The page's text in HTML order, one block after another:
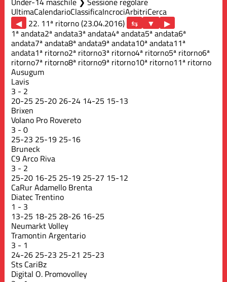
UltimaCalendarioClassificaIncrociArbitriCerca
◀ 22. 11ª ritorno (23.04.2016)
▶
1ª andata2ª andata3ª andata4ª andata5ª andata6ª
andata7ª andata8ª andata9ª andata10ª andata11ª
andata1ª ritorno2ª ritorno3ª ritorno4ª ritorno5ª ritorno6ª
ritorno7ª ritorno8ª ritorno9ª ritorno10ª ritorno11ª ritorno
Ausugum
Lavis
3 - 2
20-25 25-20 26-24 14-25 15-13
Brixen
Volano Pro Rovereto
3 -0
25-23 25-19 25-16
Bruneck
C9 Arco Riva
3 - 2
25-20 16-25 25-19 25-27 15-12
CaRur Adamello Brenta
Diatec Trentino
1 - 3
13-25 18-25 28-26 16-25
Neumarkt Volley
Tramontin Argentario
3 - 1
24-26 25-23 25-21 25-23
Sts CariBz
Digital O. Promovolley